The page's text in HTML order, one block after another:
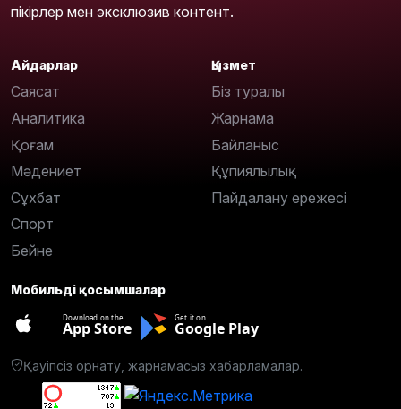
пікірлер мен эксклюзив контент.
Айдарлар
Саясат
Аналитика
Қоғам
Мәдениет
Сұхбат
Спорт
Бейне
Қызмет
Біз туралы
Жарнама
Байланыс
Құпиялылық
Пайдалану ережесі
Мобильді қосымшалар
Download on the
App Store
Get it on
Google Play
Қауіпсіз орнату, жарнамасыз хабарламалар.